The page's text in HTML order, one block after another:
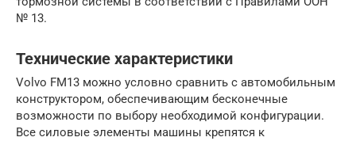
№ 13.
Технические характеристики
Volvo FM13 можно условно сравнить с автомобильным
конструктором, обеспечивающим бесконечные
возможности по выбору необходимой конфигурации.
Все силовые элементы машины крепятся к